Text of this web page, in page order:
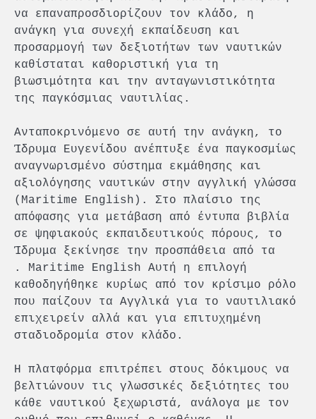
να επαναπροσδιορίζουν τον κλάδο, η
ανάγκη για συνεχή εκπαίδευση και
προσαρμογή των δεξιοτήτων των ναυτικών
καθίσταται καθοριστική για τη
βιωσιμότητα και την ανταγωνιστικότητα
της παγκόσμιας ναυτιλίας.
Ανταποκρινόμενο σε αυτή την ανάγκη, το
Ίδρυμα Ευγενίδου ανέπτυξε ένα παγκοσμίως
αναγνωρισμένο σύστημα εκμάθησης και
αξιολόγησης ναυτικών στην αγγλική γλώσσα
(Maritime English). Στο πλαίσιο της
απόφασης για μετάβαση από έντυπα βιβλία
σε ψηφιακούς εκπαιδευτικούς πόρους, το
Ίδρυμα ξεκίνησε την προσπάθεια από τα
. Maritime English Αυτή η επιλογή
καθοδηγήθηκε κυρίως από τον κρίσιμο ρόλο
που παίζουν τα Αγγλικά για το ναυτιλιακό
επιχειρείν αλλά και για επιτυχημένη
σταδιοδρομία στον κλάδο.
Η πλατφόρμα επιτρέπει στους δόκιμους να
βελτιώνουν τις γλωσσικές δεξιότητες του
κάθε ναυτικού ξεχωριστά, ανάλογα με τον